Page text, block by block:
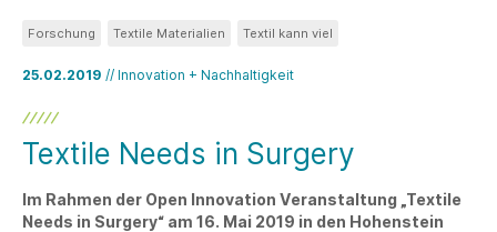
25.02.2019 // Innovation + Nachhaltigkeit
Forschung Textile Materialien Textil kann viel
Textile Needs in Surgery
Im Rahmen der Open Innovation Veranstaltung „Textile
Needs in Surgery“ am 16. Mai 2019 in den Hohenstein